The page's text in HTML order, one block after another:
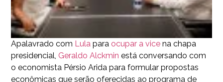
Apalavrado com Lula para ocupar a vice na chapa
presidencial, Geraldo Alckmin está conversando com
o economista Pérsio Arida para formular propostas
econômicas que serão oferecidas ao programa de